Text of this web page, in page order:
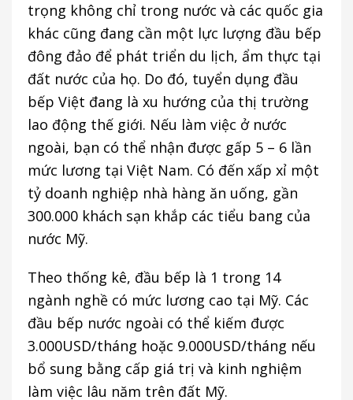
trọng không chỉ trong nước và các quốc gia
khác cũng đang cần một lực lượng đầu bếp
đông đảo để phát triển du lịch, ẩm thực tại
đất nước của họ. Do đó, tuyển dụng đầu
bếp Việt đang là xu hướng của thị trường
lao động thế giới. Nếu làm việc ở nước
ngoài, bạn có thể nhận được gấp 5 – 6 lần
mức lương tại Việt Nam. Có đến xấp xỉ một
tỷ doanh nghiệp nhà hàng ăn uống, gần
300.000 khách sạn khắp các tiểu bang của
nước Mỹ.
Theo thống kê, đầu bếp là 1 trong 14
ngành nghề có mức lương cao tại Mỹ. Các
đầu bếp nước ngoài có thể kiếm được
3.000USD/tháng hoặc 9.000USD/tháng nếu
bổ sung bằng cấp giá trị và kinh nghiệm
làm việc lâu năm trên đất Mỹ.